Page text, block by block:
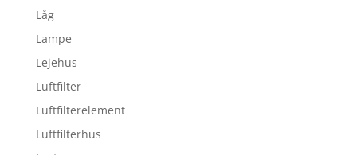
Låg
Lampe
Lejehus
Luftfilter
Luftfilterelement
Luftfilterhus